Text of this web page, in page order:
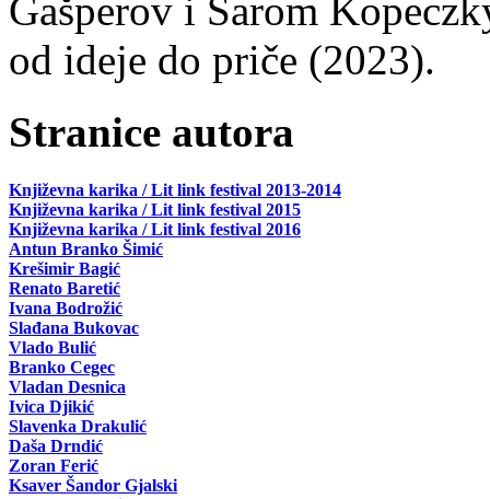
Gašperov i Sarom
od ideje do priče (2023).
Stranice autora
Književna karika / Lit link festival 2013-2014
Književna karika / Lit link festival 2015
Književna karika / Lit link festival 2016
Antun Branko Šimić
Krešimir Bagić
Renato Baretić
Ivana Bodrožić
Slađana Bukovac
Vlado Bulić
Branko Cegec
Vladan Desnica
Ivica Djikić
Slavenka Drakulić
Daša Drndić
Zoran Ferić
Ksaver Šandor Gjalski